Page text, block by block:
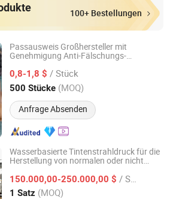
100+ Bestellungen
Passausweis Großhersteller mit
Genehmigung Anti-Fälschungs-
0,8-1,8 $ / Stück
500 Stücke (MOQ)
Anfrage Absenden
Paper Product Co., Ltd.
Seit 2018
Wasserbasierte Tintenstrahldruck für die
Herstellung von normalen oder nicht
150.000,00-250.000,00 $ / Satz
1 Satz (MOQ)
Machinery Co., Ltd.
Seit 2022